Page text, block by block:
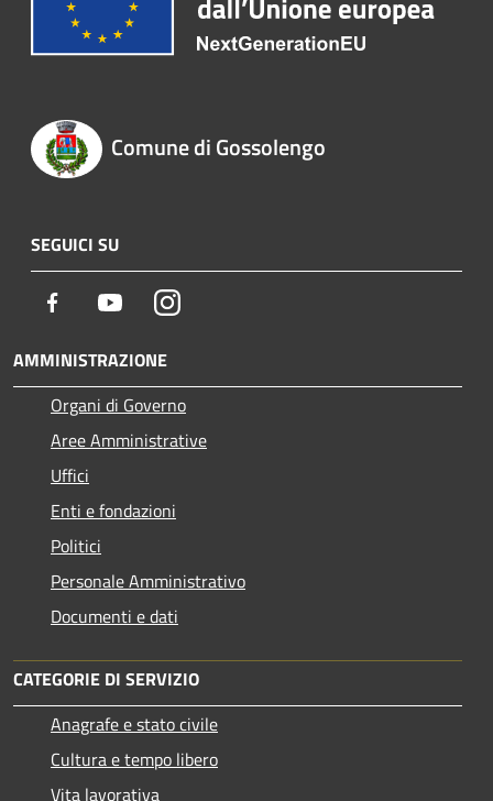
Comune di Gossolengo
SEGUICI SU
Facebook YoutubeInstagram
AMMINISTRAZIONE
Organi di Governo
Aree Amministrative
Uffici
Enti e fondazioni
Politici
Personale Amministrativo
Documenti e dati
CATEGORIE DI SERVIZIO
Anagrafe e stato civile
Cultura e tempo libero
Vita lavorativa